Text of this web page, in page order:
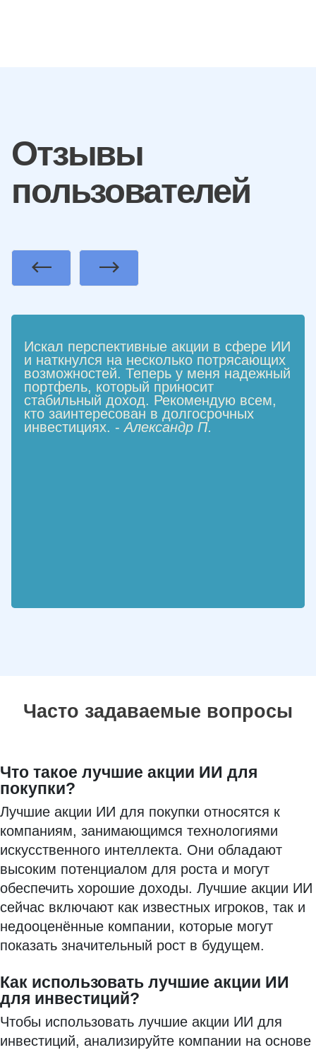
Отзывы
пользователей
Искал перспективные акции в сфере ИИ
и наткнулся на несколько потрясающих
возможностей. Теперь у меня надежный
портфель, который приносит
стабильный доход. Рекомендую всем,
кто заинтересован в долгосрочных
инвестициях. - Александр П.
PreviousNext
Часто задаваемые вопросы
Что такое лучшие акции ИИ для
покупки?
Лучшие акции ИИ для покупки относятся к
компаниям, занимающимся технологиями
искусственного интеллекта. Они обладают
высоким потенциалом для роста и могут
обеспечить хорошие доходы. Лучшие акции ИИ
сейчас включают как известных игроков, так и
недооценённые компании, которые могут
показать значительный рост в будущем.
Как использовать лучшие акции ИИ
для инвестиций?
Чтобы использовать лучшие акции ИИ для
инвестиций, анализируйте компании на основе